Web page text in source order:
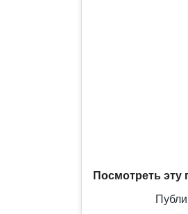
Посмотреть эту